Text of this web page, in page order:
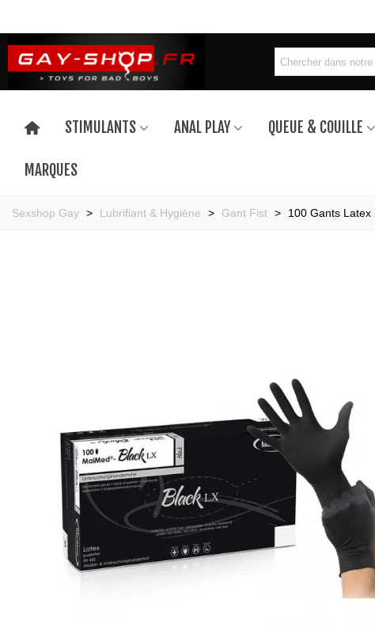
STIMULANTS ANAL PLAY QUEUE & COUILLE
MARQUES
Sexshop Gay > Lubrifiant & Hygiène > Gant Fist > 100 Gants Latex